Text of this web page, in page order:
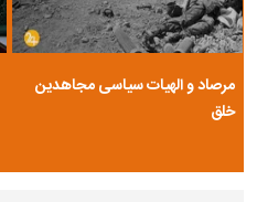
مرصاد و الهیات سیاسی مجاهدین
خلق